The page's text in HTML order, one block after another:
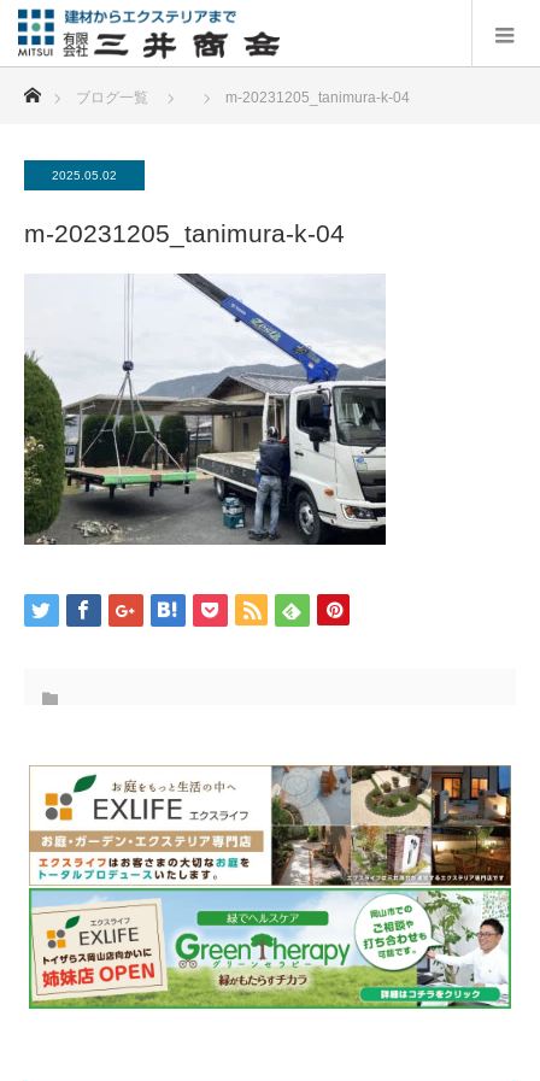
ブログ一覧 m-20231205_tanimura-k-04
2025.05.02
m-20231205_tanimura-k-04